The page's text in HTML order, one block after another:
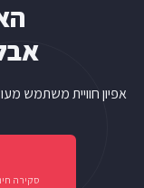
אפיון חוויית משתמש
סקירה חינם תוך 48 שעות ·